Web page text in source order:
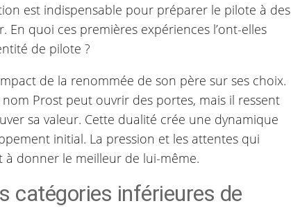
est indispensable pour préparer le pilote à des
En quoi ces premières expériences l’ont-elles
de pilote ?
de la renommée de son père sur ses choix.
Prost peut ouvrir des portes, mais il ressent
sa valeur. Cette dualité crée une dynamique
initial. La pression et les attentes qui
à donner le meilleur de lui-même.
catégories inférieures de